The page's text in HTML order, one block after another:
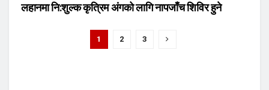
लहानमा नि:शुल्क कृत्रिम अंगको लागि नापजाँच शिविर हुने
1 2 3